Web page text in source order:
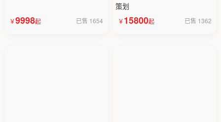
9998 已售 1654
策划
15800 已售 1362